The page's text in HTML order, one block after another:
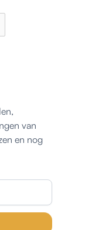
van
en nog